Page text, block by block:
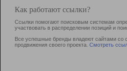
Как работают ссылки?
Ссылки помогают поисковым системам
участвовать в раcпределении позиций и
Все успешные бренды владеют сайтами со
продвижения своего проекта. Смотреть